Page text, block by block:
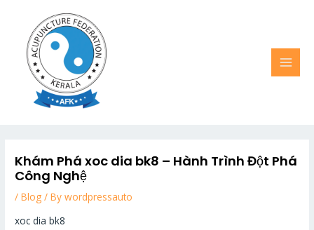
content
Khám Phá xoc dia bk8 – Hành Trình Đột Phá
Công Nghệ
/Blog / Bywordpressauto
xoc dia bk8